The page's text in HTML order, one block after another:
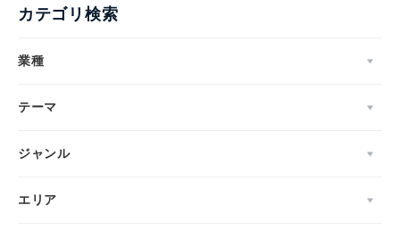
カテゴリ検索
業種
テーマ
ジャンル
エリア